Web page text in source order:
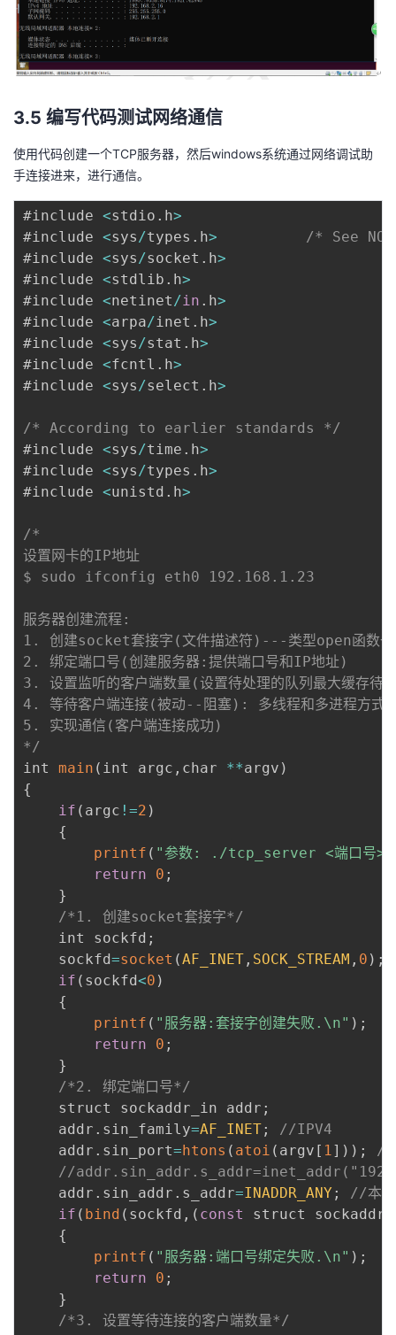
3.5 编写代码测试网络通信
使用代码创建一个TCP服务器，然后windows系统通过网络调试助
手连接进来，进行通信。
#include <stdio . h>
#include <sys/types . h>
/* See
#include <sys/socket . h>
#include <stdlib . h>
#include <netinet/in . h>
#include <arpa/inet . h>
#include <sys/stat . h>
#include <fcntl . h>
#include <sys/select . h>
/* According to earlier standards */
#include <sys/time . h>
#include <sys/types . h>
#include <unistd . h>
/*
设置网卡的IP地址
$ sudo ifconfig eth0 192.168.1.23
服务器创建流程:
1. 创建socket套接字(文件描述符)---类型open函数一
2. 绑定端口号(创建服务器:提供端口号和IP地址)
3. 设置监听的客户端数量(设置待处理的队列最大缓存待
4. 等待客户端连接(被动--阻塞): 多线程和多进程方式并
5. 实现通信(客户端连接成功)
*/
int main ( int argc , char **argv )
{
if ( argc !=2 )
{
printf ( "参数: ./tcp_server <端口号
return
0 ;
}
/*1. 创建socket套接字*/
    int sockfd
;
    sockfd
=socket (AF_INET , SOCK_STREAM , 0 ) ;
if ( sockfd<0 )
{
printf ( "服务器:套接字创建失败.\n" ) ;
return
0 ;
}
/*2. 绑定端口号*/
    struct sockaddr_in addr
;
    addr
. sin_family=AF_INET;
//IPV4
    addr
. sin_port= htons ( atoi ( argv [ 1] ) ) ;
//
//
    addr
. sin_addr . s_addr=INADDR_ANY ;
//本
if ( bind ( sockfd , ( const struct sockaddr
{
printf ( "服务器:端口号绑定失败.\n" ) ;
return
0 ;
}
/*3. 设置等待连接的客户端数量*/